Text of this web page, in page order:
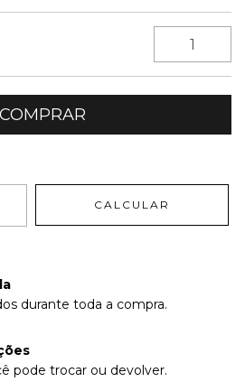
CALCULAR
durante toda a compra.
pode trocar ou devolver.